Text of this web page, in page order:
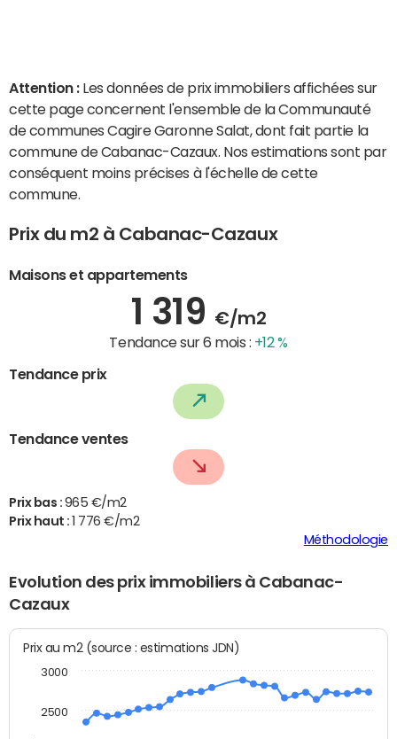
Attention : Les données de prix immobiliers affichées sur
cette page concernent l'ensemble de la Communauté
de communes Cagire Garonne Salat, dont fait partie la
commune de Cabanac-Cazaux. Nos estimations sont par
conséquent moins précises à l'échelle de cette
commune.
Prix du m2 à Cabanac-Cazaux
Maisons et appartements
1 319 €/m2
Tendance sur 6 mois : +12 %
Tendance prix
Tendance ventes
Prix bas : 965 €/m2
Prix haut :
1 776 €/m2
Méthodologie
Evolution des prix immobiliers à Cabanac-
Cazaux
Prix au m2 (source : estimations JDN)
2500
3000